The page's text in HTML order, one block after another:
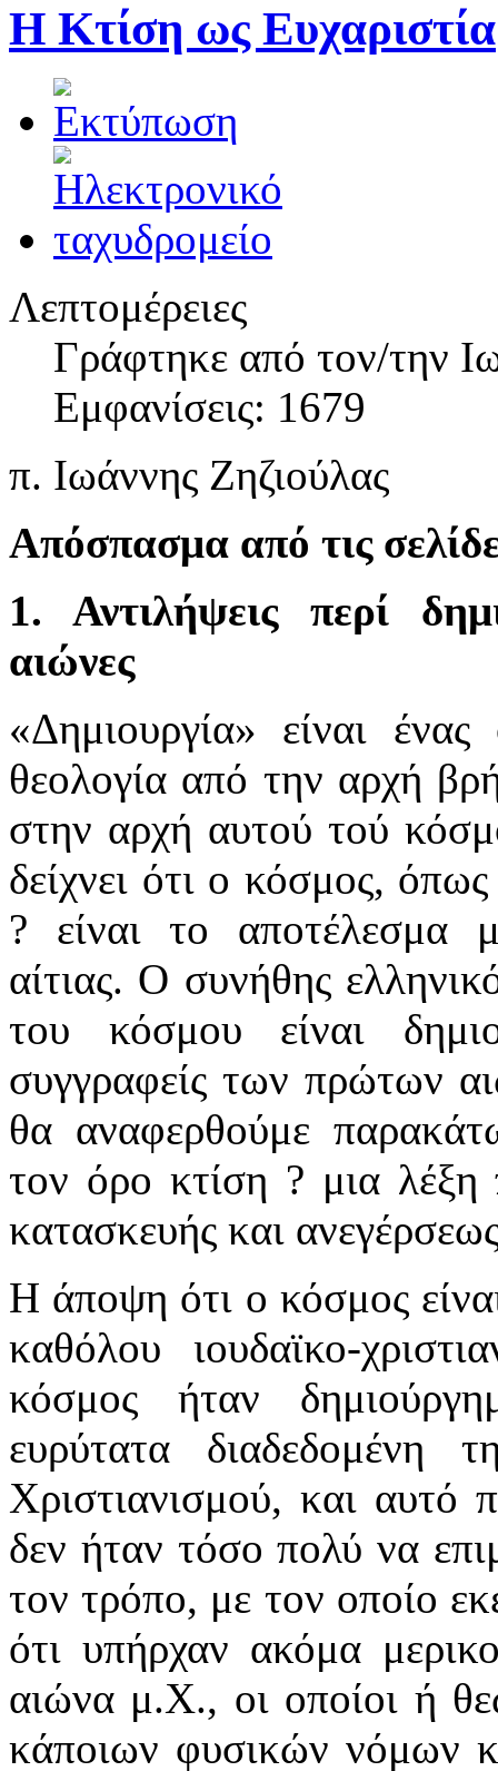
Η Κτίση ως Ευχαριστία
Λεπτομέρειες
Γράφτηκε από τον/την
Εμφανίσεις: 1679
π. Iωάννης Ζηζιούλας
Aπόσπασμα από τις
1. Αντιλήψεις περί
αιώνες
«Δημιουργία» είναι
θεολογία από την αρχή
στην αρχή αυτού τού
δείχνει ότι ο κόσμος,
? είναι το αποτέλεσμα
αίτιας. Ο συνήθης
του κόσμου είναι
συγγραφείς των πρώτων
θα αναφερθούμε
τον όρο κτίση ? μια λέξη
κατασκευής και
Η άποψη ότι ο κόσμος
καθόλου ιουδαϊκο-
κόσμος ήταν
ευρύτατα διαδεδομένη
Χριστιανισμού, και αυτό
δεν ήταν τόσο πολύ να
τον τρόπο, με τον οποίο
ότι υπήρχαν ακόμα
αιώνα μ.Χ., οι οποίοι ή
κάποιων φυσικών νόμων